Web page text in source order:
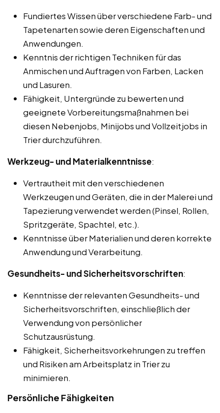
Fundiertes Wissen über verschiedene Farb- und
Tapetenarten sowie deren Eigenschaften und
Anwendungen.
Kenntnis der richtigen Techniken für das
Anmischen und Auftragen von Farben, Lacken
und Lasuren.
Fähigkeit, Untergründe zu bewerten und
geeignete Vorbereitungsmaßnahmen bei
diesen Nebenjobs, Minijobs und Vollzeitjobs in
Trier durchzuführen.
Werkzeug- und Materialkenntnisse:
Vertrautheit mit den verschiedenen
Werkzeugen und Geräten, die in der Malerei und
Tapezierung verwendet werden (Pinsel, Rollen,
Spritzgeräte, Spachtel, etc.).
Kenntnisse über Materialien und deren korrekte
Anwendung und Verarbeitung.
Gesundheits- und Sicherheitsvorschriften:
Kenntnisse der relevanten Gesundheits- und
Sicherheitsvorschriften, einschließlich der
Verwendung von persönlicher
Schutzausrüstung.
Fähigkeit, Sicherheitsvorkehrungen zu treffen
und Risiken am Arbeitsplatz in Trier zu
minimieren.
Persönliche Fähigkeiten